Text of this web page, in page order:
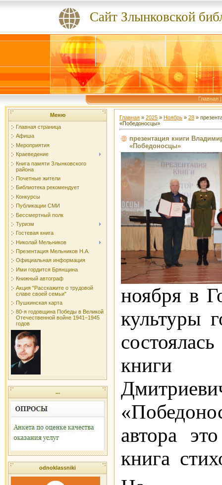
Сайт Злынковской
Главная
Меню
Главная страница
Афиша
Мероприятия
Краеведение
Книга памяти Злынковского
района
Почетные жители
Библиотека рекомендует
Конкурсы
Публикации СМИ
Бессмертный полк
Туризм
Гостевая книга
Николай Мельников
Презентация Мельников Н.А.
Официальная информация
Ими гордится Брянщина
Книжный автограф
Акция "Расскажите о трудовой
славе своей семьи"
Пушкинская карта
80-я годовщина Победы в Великой
Отечественной войне 1941–1945
годов
...
odnoklassniki
Главная » 2025 » Ноябрь » 28 »
«Победоносцы»
презентация книги
«Победоносцы»
ноября в
культуры
книги
автора
книга